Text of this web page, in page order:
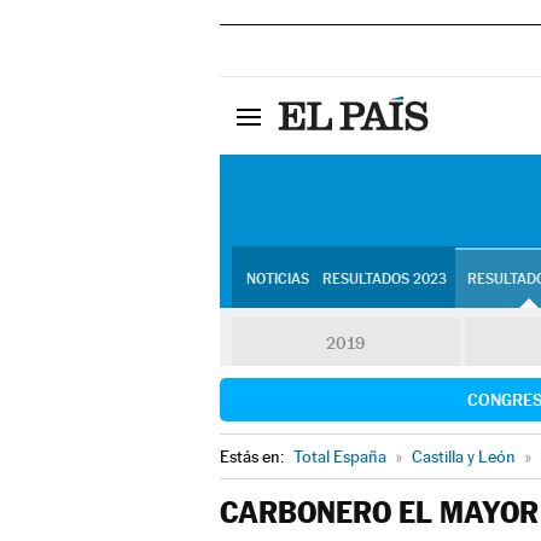
NOTICIAS RESULTADOS 2023
2019
Estás en: Total España » Castilla y León »
CARBONERO EL MAYOR